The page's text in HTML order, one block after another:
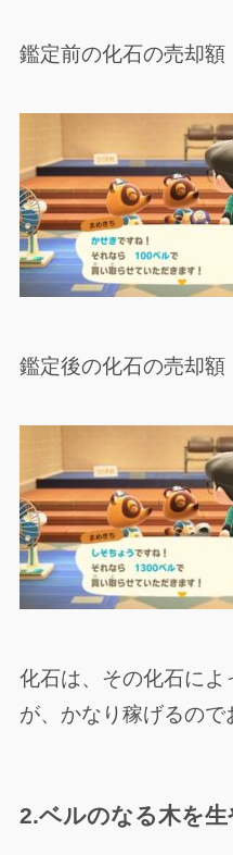
鑑定前の化石の売却額
鑑定後の化石の売却額
化石は、その化石に
が、かなり稼げるので
2.ベルのなる木を生